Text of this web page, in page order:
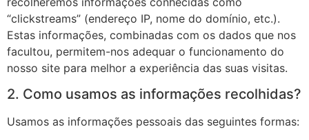
“clickstreams” (endereço IP, nome do domínio, etc.).
Estas informações, combinadas com os dados que nos
facultou, permitem-nos adequar o funcionamento do
nosso site para melhor a experiência das suas visitas.
2. Como usamos as informações recolhidas?
Usamos as informações pessoais das seguintes formas: